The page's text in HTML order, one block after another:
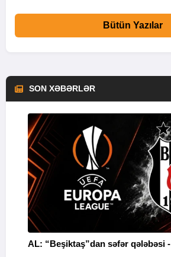
Bütün Yazılar
SON XƏBƏRLƏR
AL: “Beşiktaş”dan səfər qələbəsi -